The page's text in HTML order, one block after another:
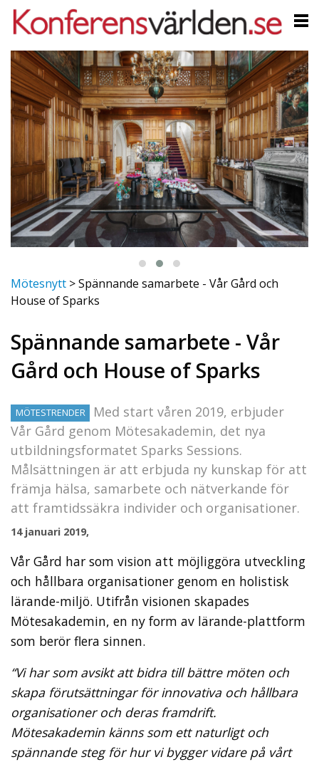
Mötesnytt >Spännande samarbete - Vår Gård och
House of Sparks
Spännande samarbete - Vår
Gård och House of Sparks
MÖTESTRENDER
Med start våren 2019, erbjuder
Vår Gård genom Mötesakademin, det nya
utbildningsformatet Sparks Sessions.
Målsättningen är att erbjuda ny kunskap för att
främja hälsa, samarbete och nätverkande för
att framtidssäkra individer och organisationer.
14 januari 2019,
Vår Gård har som vision att möjliggöra utveckling
och hållbara organisationer genom en holistisk
lärande-miljö. Utifrån visionen skapades
Mötesakademin, en ny form av lärande-plattform
som berör flera sinnen.
“Vi har som avsikt att bidra till bättre möten och
skapa förutsättningar för innovativa och hållbara
organisationer och deras framdrift.
Mötesakademin känns som ett naturligt och
spännande steg för hur vi bygger vidare på vårt